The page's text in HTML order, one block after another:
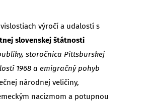
výročí a udalostí s
slovenskej štátnosti
storočnica Pittsburskej
1968 a emigračný pohyb
národnej veličiny,
nacizmom a potupnou